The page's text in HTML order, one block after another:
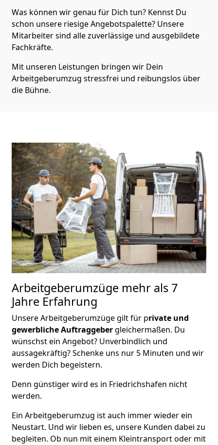
Was können wir genau für Dich tun? Kennst Du
schon unsere riesige Angebotspalette? Unsere
Mitarbeiter sind alle zuverlässige und ausgebildete
Fachkräfte.
Mit unseren Leistungen bringen wir Dein
Arbeitgeberumzug stressfrei und reibungslos über
die Bühne.
Arbeitgeberumzüge mehr als 7
Jahre Erfahrung
Unsere Arbeitgeberumzüge gilt für private und
gewerbliche Auftraggebergleichermaßen. Du
wünschst ein Angebot? Unverbindlich und
aussagekräftig? Schenke uns nur 5 Minuten und wir
werden Dich begeistern.
Denn günstiger wird es in Friedrichshafen nicht
werden.
Ein Arbeitgeberumzug ist auch immer wieder ein
Neustart. Und wir lieben es, unsere Kunden dabei zu
begleiten. Ob nun mit einem Kleintransport oder mit